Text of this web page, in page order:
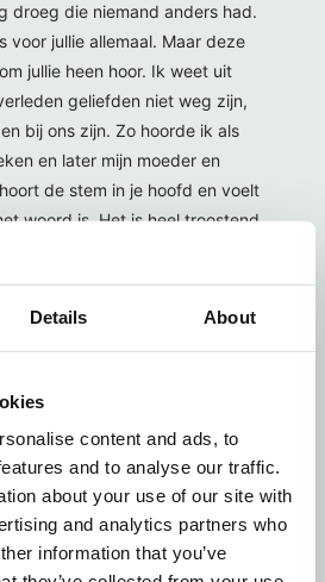
Details About
content and ads, to
and to analyse our traffic.
about your use of our site with
and analytics partners who
information that you’ve
droeg die niemand anders had.
voor jullie allemaal. Maar deze
jullie heen hoor. Ik weet uit
geliefden niet weg zijn,
bij ons zijn. Zo hoorde ik als
en later mijn moeder en
de stem in je hoofd en voelt
woord is. Het is heel troostend.
Wat verdrietig. Ik wens jullie
toe van Ietje, met elkaar
Warme groet, Marcia